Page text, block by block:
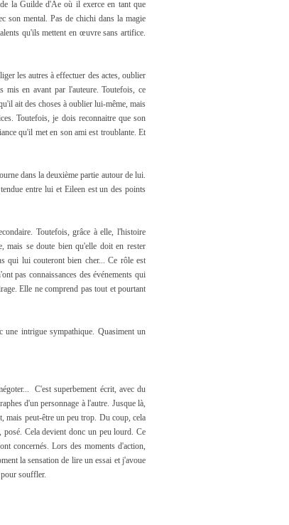
la Guilde d'Ae où il exerce en tant que
son mental. Pas de chichi dans la magie
qu'ils mettent en œuvre sans artifice.
les autres à effectuer des actes, oublier
mis en avant par l'auteure. Toutefois, ce
ait des choses à oublier lui-même, mais
Toutefois, je dois reconnaitre que son
qu'il met en son ami est troublante. Et
dans la deuxième partie autour de lui.
entre lui et Eileen est un des points
Toutefois, grâce à elle, l'histoire
mais se doute bien qu'elle doit en rester
qui lui couteront bien cher... Ce rôle est
pas connaissances des événements qui
Elle ne comprend pas tout et pourtant
une intrigue sympathique. Quasiment un
C'est superbement écrit, avec du
d'un personnage à l'autre. Jusque là,
mais peut-être un peu trop. Du coup, cela
posé. Cela devient donc un peu lourd. Ce
concernés. Lors des moments d'action,
la sensation de lire un essai et j'avoue
souffler.